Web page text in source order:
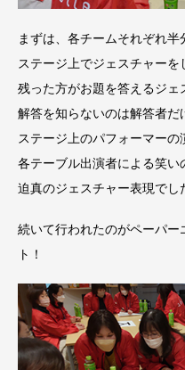
まずは、各チームそれぞれ半
ステージ上でジェスチャーを
残った方がお題を答えるジェ
解答を知らないのは解答者だ
ステージ上のパフォーマーの
各テーブル出演者による笑い
迫真のジェスチャー表現でし
続いて行われたのがペーパ
ト！